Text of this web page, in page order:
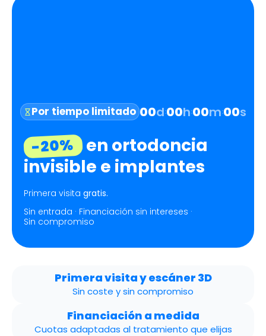
Por tiempo limitado 00d:00h:00m:00s
-20%
en ortodoncia
invisible e implantes
Primera visita gratis.
Sin entrada · Financiación sin intereses ·
Sin compromiso
Primera visita y escáner 3D
Sin coste y sin compromiso
Financiación a medida
Cuotas adaptadas al tratamiento que elijas